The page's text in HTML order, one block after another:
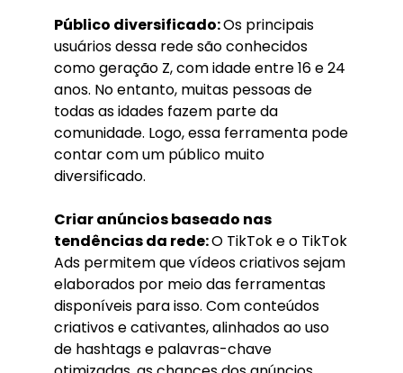
Público diversificado:Os principais
usuários dessa rede são conhecidos
como geração Z, com idade entre 16 e 24
anos. No entanto, muitas pessoas de
todas as idades fazem parte da
comunidade. Logo, essa ferramenta pode
contar com um público muito
diversificado.
Criar anúncios baseado nas
tendências da rede:O TikTok e o TikTok
Ads permitem que vídeos criativos sejam
elaborados por meio das ferramentas
disponíveis para isso. Com conteúdos
criativos e cativantes, alinhados ao uso
de hashtags e palavras-chave